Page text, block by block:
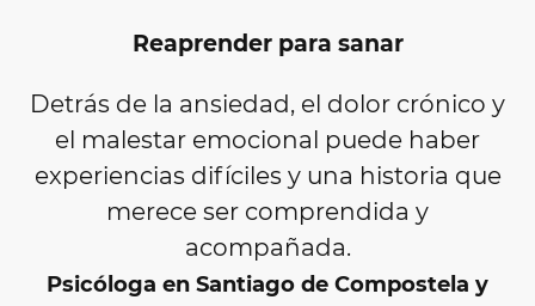
Reaprender para sanar
Detrás de la ansiedad, el dolor crónico y
el malestar emocional puede haber
experiencias difíciles y una historia que
merece ser comprendida y
acompañada.
Psicóloga en Santiago de Compostela y